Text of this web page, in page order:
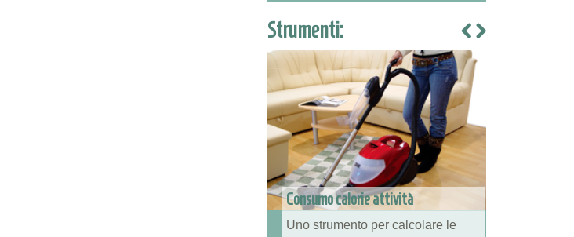
Strumenti:
Consumo calorie attività
Uno strumento per calcolare le